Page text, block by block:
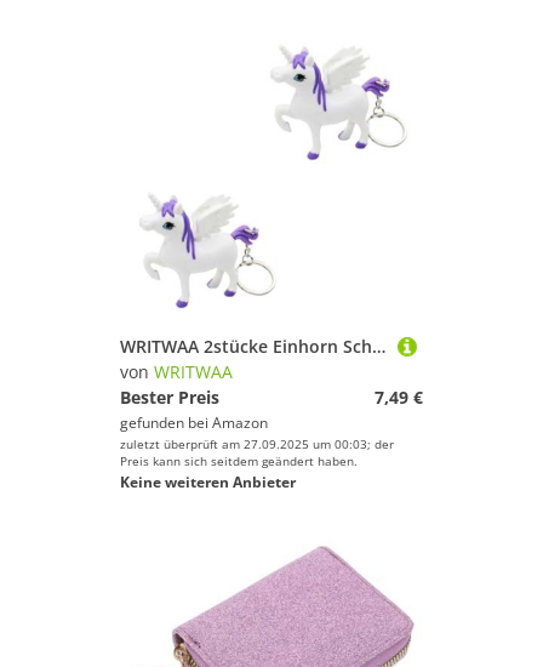
WRITWAA 2stücke Einhorn Schlüsselanhänger Sound Süßer Taschenanhänger Für Handtasche Und Rucksack Für Geburtstage Und Feste
von WRITWAA
Bester Preis
7,49 €
gefunden bei Amazon
zuletzt überprüft am 27.09.2025 um 00:03; der
Preis kann sich seitdem geändert haben.
Keine weiteren Anbieter